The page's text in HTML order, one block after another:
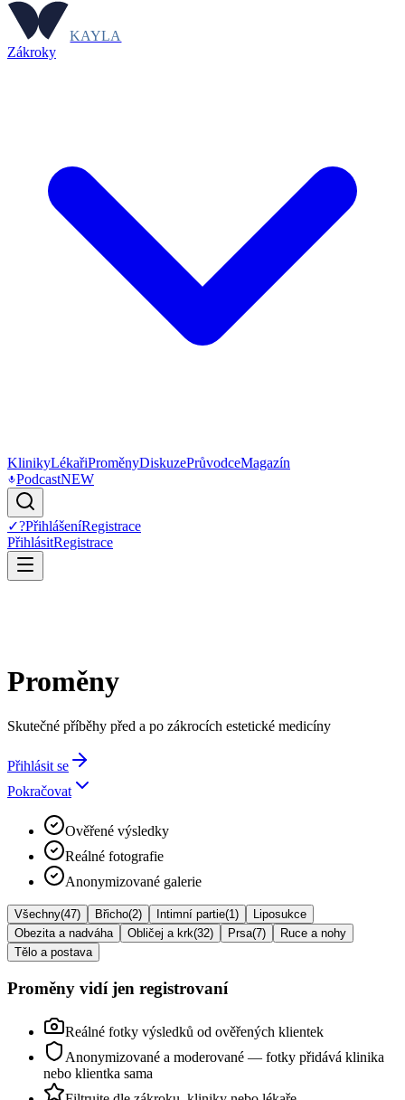
KAYLA
Zákroky
KlinikyLékařiProměnyDiskuzePrůvodceMagazín
PodcastNEW
✓?PřihlášeníRegistrace
PřihlásitRegistrace
Proměny
Skutečné příběhy před a po zákrocích estetické medicíny
Přihlásit se
Pokračovat
Ověřené výsledky
Reálné fotografie
Anonymizované galerie
Všechny(47) Břicho(2) Intimní partie(1 )
Liposukce
Obezita a nadváha
Obličej a krk(32) Prsa(7)
Ruce a nohy
Tělo a postava
Proměny vidí jen registrovaní
Reálné fotky výsledků od ověřených klientek
Anonymizované a moderované — fotky přidává klinika
nebo klientka sama